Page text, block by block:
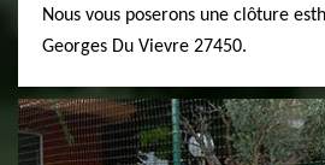
Nous vous poserons une clôture
Georges Du Vievre 27450.